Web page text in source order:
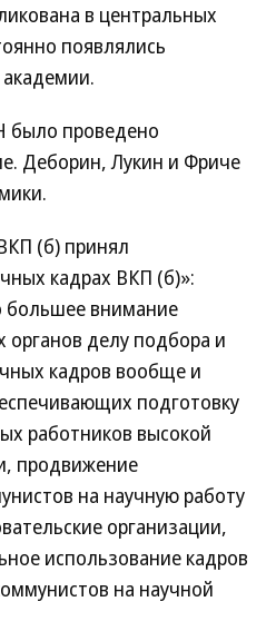
в центральных
появлялись
было проведено
Деборин, Лукин и Фриче
(б) принял
кадрах ВКП (б)»:
большее внимание
органов делу подбора и
кадров вообще и
подготовку
работников высокой
продвижение
на научную работу
организации,
использование кадров
на научной